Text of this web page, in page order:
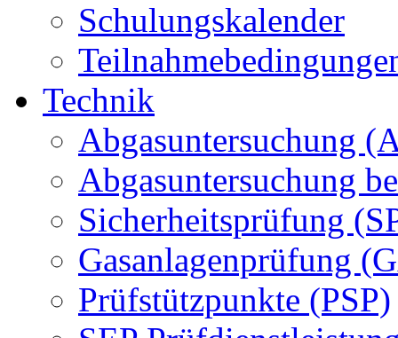
Schulungskalender
Technik
Abgasuntersuchung
Abgasuntersuchung
Sicherheitsprüfung
Gasanlagenprüfung
Prüfstützpunkte (PSP)